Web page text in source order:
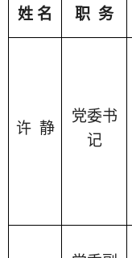
姓 名 职 务
许 静
党委书
记